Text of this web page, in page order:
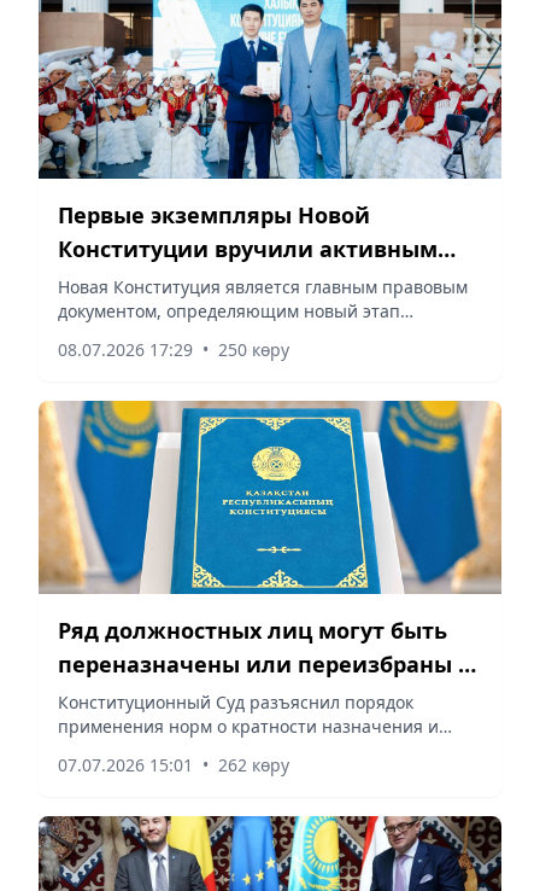
Первые экземпляры Новой
Конституции вручили активным
молодым людям Атырау
Новая Конституция является главным правовым
документом, определяющим новый этап
08.07.2026 17:29 • 250 көру
Ряд должностных лиц могут быть
переназначены или переизбраны –
Конституционный Суд
Конституционный Суд разъяснил порядок
применения норм о кратности назначения и
vapress.kz.
07.07.2026 15:01 • 262 көру